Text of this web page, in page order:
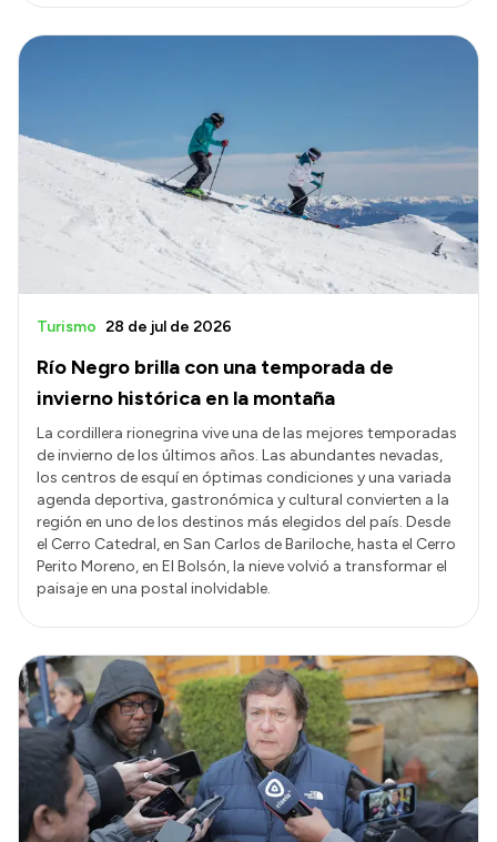
Río Negro brilla con una temporada de
invierno histórica en la montaña
Turismo 28 de jul de 2026
La cordillera rionegrina vive una de las mejores temporadas
de invierno de los últimos años. Las abundantes nevadas,
los centros de esquí en óptimas condiciones y una variada
agenda deportiva, gastronómica y cultural convierten a la
región en uno de los destinos más elegidos del país. Desde
el Cerro Catedral, en San Carlos de Bariloche, hasta el Cerro
Perito Moreno, en El Bolsón, la nieve volvió a transformar el
paisaje en una postal inolvidable.